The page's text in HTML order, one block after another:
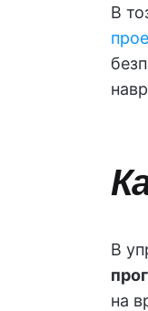
В
В
на